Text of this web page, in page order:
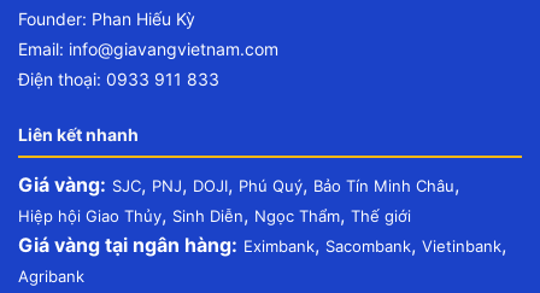
Founder: Phan Hiếu Kỳ
Email: info@giavangvietnam.com
Điện thoại: 0933 911 833
Liên kết nhanh
Giá vàng: SJC, PNJ, DOJI, Phú Quý, Bảo Tín Minh Châu,
Hiệp hội Giao Thủy, Sinh Diễn, Ngọc Thẩm, Thế giới
Giá vàng tại ngân hàng: Eximbank, Sacombank, Vietinbank,
Agribank